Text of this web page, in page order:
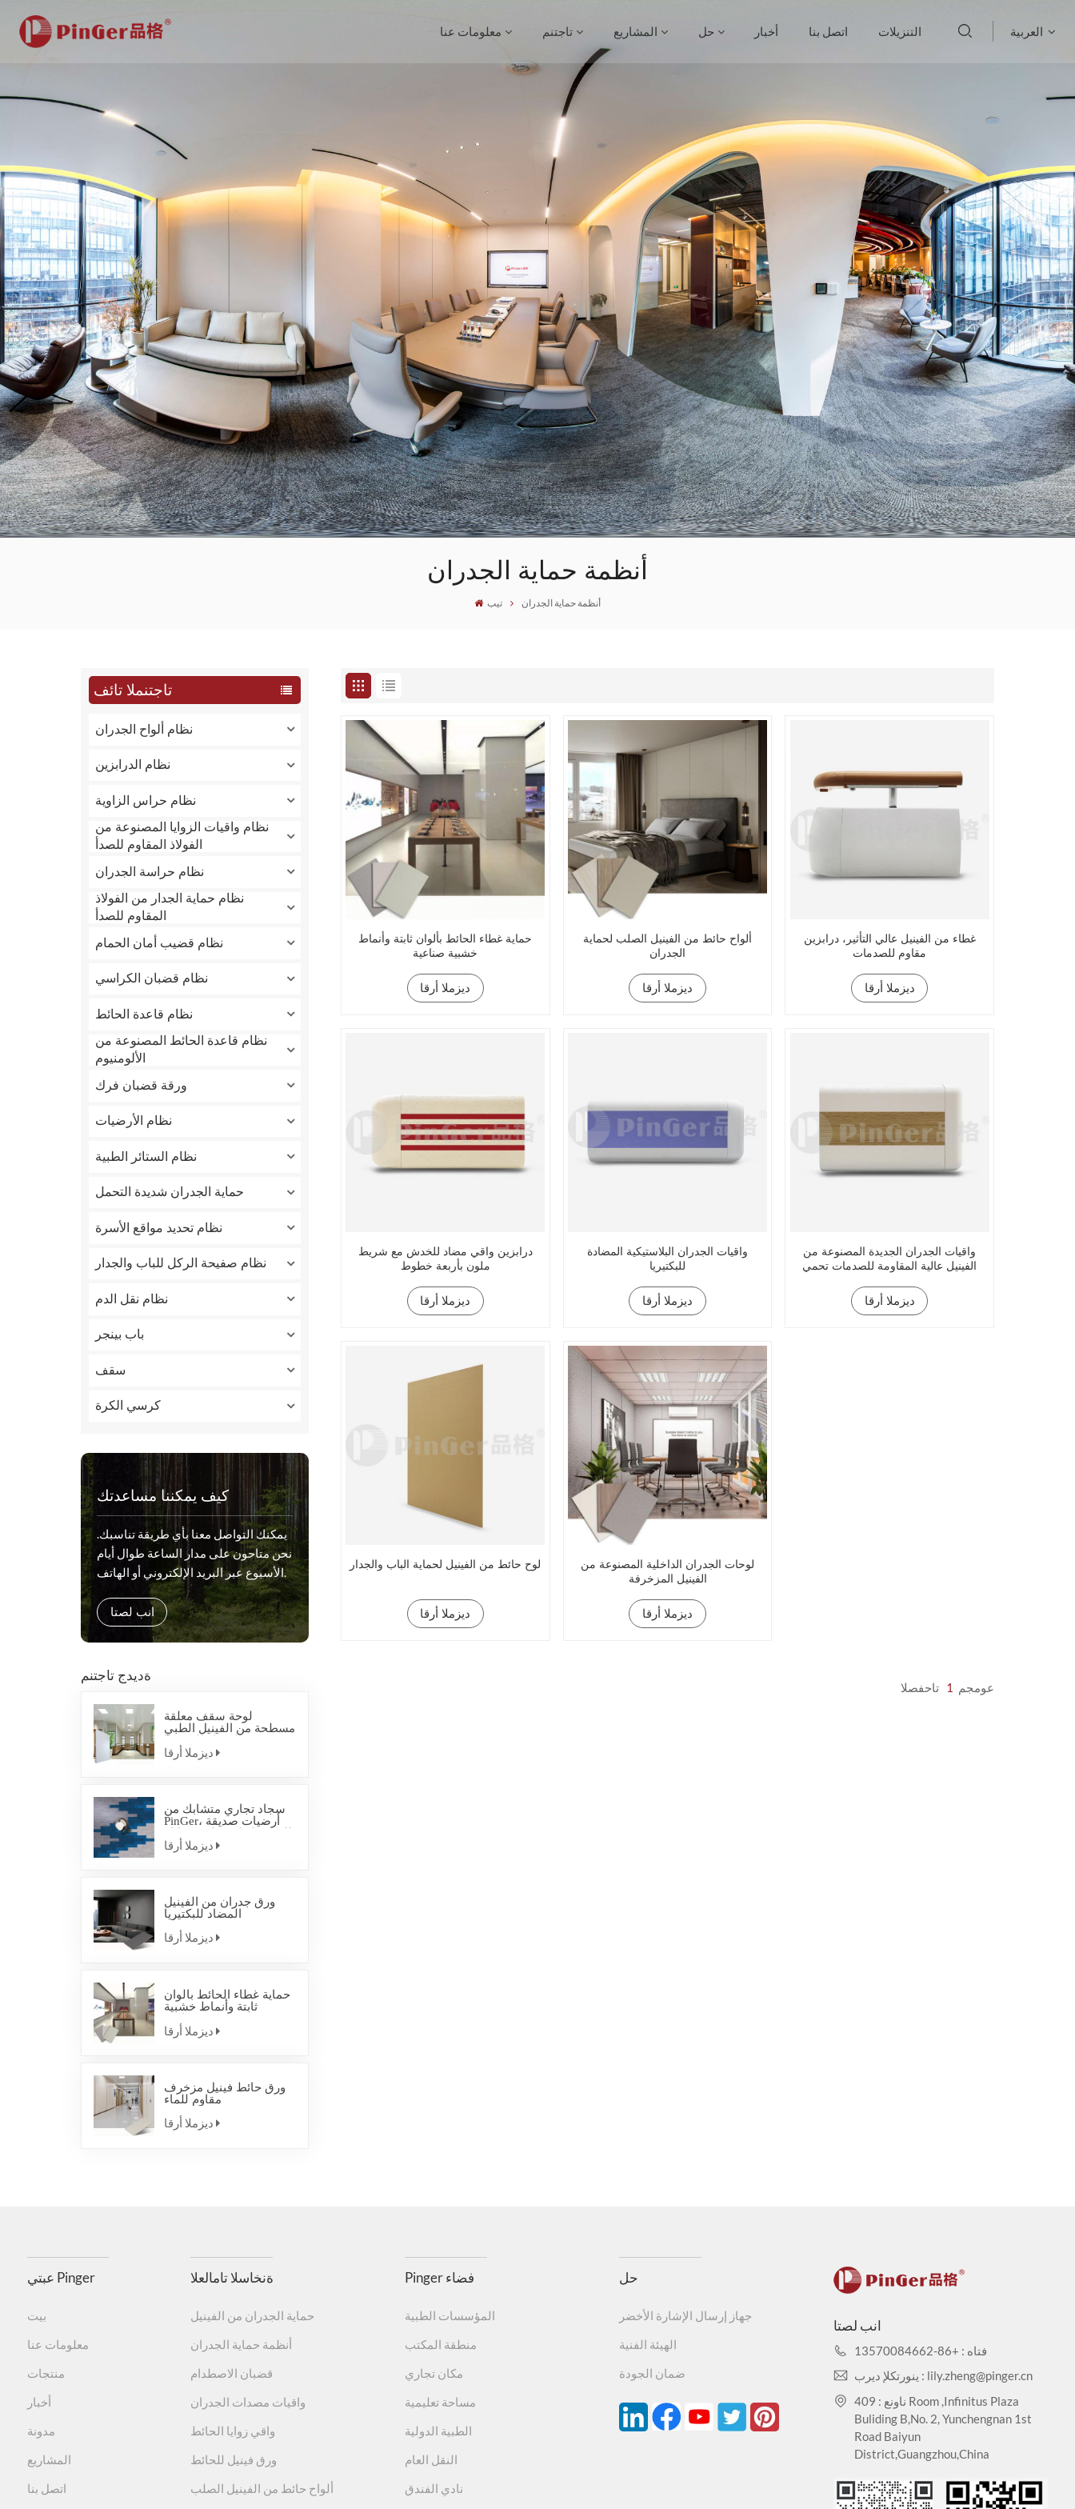
معلومات عنا تاجتنم المشاريع حل أخبار اتصل بنا التنزيلات العربية
Deutsch
русский
italiano
español
português
العربية
한국의
Tiếng việt
Indonesia
中文
أنظمة حماية الجدران
تيب أنظمة حماية الجدران
تاجتنملا تائف
نظام ألواح الجدران
نظام الدرابزين
نظام حراس الزاوية
نظام واقيات الزوايا المصنوعة من
الفولاذ المقاوم للصدأ
نظام حراسة الجدران
نظام حماية الجدار من الفولاذ
المقاوم للصدأ
نظام قضيب أمان الحمام
نظام قضبان الكراسي
نظام قاعدة الحائط
نظام قاعدة الحائط المصنوعة من
الألومنيوم
ورقة قضبان فرك
نظام الأرضيات
نظام الستائر الطبية
حماية الجدران شديدة التحمل
نظام تحديد مواقع الأسرة
نظام صفيحة الركل للباب والجدار
نظام نقل الدم
باب بينجر
سقف
كرسي الكرة
كيف يمكننا مساعدتك
يمكنك التواصل معنا بأي طريقة تناسبك.
نحن متاحون على مدار الساعة طوال أيام
الأسبوع عبر البريد الإلكتروني أو الهاتف.
انب لصتا
ةديدج تاجتنم
لوحة سقف معلقة
مسطحة من الفينيل الطبي
المضاد للبكتيريا
ديزملا أرقا
سجاد تجاري متشابك من
PinGer، أرضيات صديقة
ديزملا أرقا
ورق جدران من الفينيل
المضاد للبكتيريا
ديزملا أرقا
حماية غطاء الحائط بألوان
ثابتة وأنماط خشبية
ديزملا أرقا
ورق حائط فينيل مزخرف
مقاوم للماء
ديزملا أرقا
حماية غطاء الحائط بألوان ثابتة وأنماط
خشبية صناعية
ديزملا أرقا
ألواح حائط من الفينيل الصلب لحماية
الجدران
ديزملا أرقا
غطاء من الفينيل عالي التأثير، درابزين
مقاوم للصدمات
ديزملا أرقا
درابزين واقي مضاد للخدش مع شريط
ملون بأربعة خطوط
ديزملا أرقا
واقيات الجدران البلاستيكية المضادة
للبكتيريا
ديزملا أرقا
واقيات الجدران الجديدة المصنوعة من
الفينيل عالية المقاومة للصدمات تحمي
ديزملا أرقا
لوح حائط من الفينيل لحماية الباب والجدار
ديزملا أرقا
لوحات الجدران الداخلية المصنوعة من
الفينيل المزخرفة
ديزملا أرقا
عومجم 1 تاحفصلا
عبتي Pinger
بيت
معلومات عنا
منتجات
أخبار
مدونة
المشاريع
اتصل بنا
ةنخاسلا تامالعلا
حماية الجدران من الفينيل
أنظمة حماية الجدران
قضبان الاصطدام
واقيات مصدات الجدران
واقي زوايا الحائط
ورق فينيل للحائط
ألواح حائط من الفينيل الصلب
Pinger فضاء
المؤسسات الطبية
منطقة المكتب
مكان تجاري
مساحة تعليمية
الطبية الدولية
النقل العام
نادي الفندق
حل
جهاز إرسال الإشارة الأخضر
الهيئة الفنية
ضمان الجودة
انب لصتا
فتاه : +86-13570084662
ينورتكلإ ديرب : lily.zheng@pinger.cn
ناونع : 409 Room ,Infinitus Plaza
Buliding B,No. 2, Yunchengnan 1st
Road Baiyun
District,Guangzhou,China